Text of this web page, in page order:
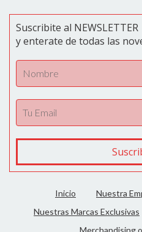
Suscribite al NEWSLETTER
y enterate de todas las
Inicio Nuestra
Nuestras Marcas Exclusivas
Merchandising